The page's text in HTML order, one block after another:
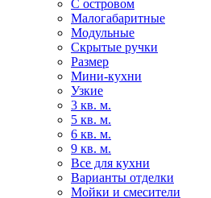
С островом
Малогабаритные
Модульные
Скрытые ручки
Размер
Мини-кухни
Узкие
3 кв. м.
5 кв. м.
6 кв. м.
9 кв. м.
Все для кухни
Варианты отделки
Мойки и смесители